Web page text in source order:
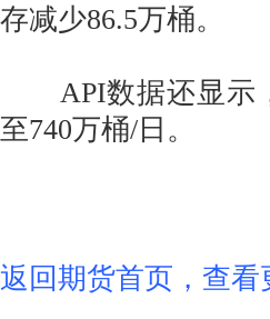
存减少86.5万桶。
API数据还显示，
至740万桶/日。
返回期货首页，查看